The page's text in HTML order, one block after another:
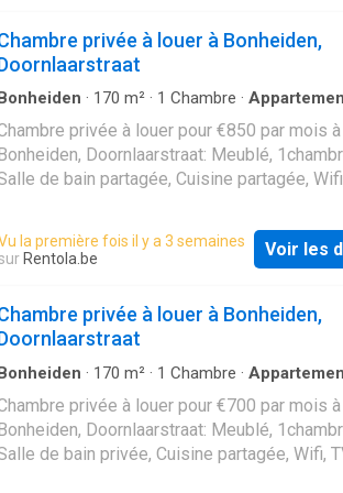
garage, a spacious bicycle storage
ook een berging. Het appartement heeft
achteraan een terras. Aan de achterzijde is
volledig op het zuiden gericht. Overal
keramische parkettegels, wat het geheel
Er is een lift in het gebouw. Het
ruime garage is inbegrepen in de huurprijs
privée à louer à Bonheiden,
Bonheiden · 170 m² · 1 Chambre ·
privée à louer pour €850 par mois à
Bonheiden, Doornlaarstraat: Meublé,
de bain partagée, Cuisine partagée,
la première fois il y a 3 semaines
Rentola.be Voir les
privée à louer à Bonheiden,
· 170 m² · 1 Chambre ·
privée à louer pour €700 par mois à
Bonheiden, Doornlaarstraat: Meublé,
de bain privée, Cuisine partagée, Wifi,